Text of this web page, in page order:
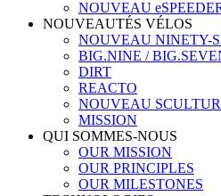
NOUVEAU
NOUVEAUTÉS VÉLOS
NOUVEAU NINETY-
BIG.NINE /
DIRT
REACTO
NOUVEAU
MISSION
QUI SOMMES-NOUS
OUR MISSION
OUR PRINCIPLES
OUR MILESTONES